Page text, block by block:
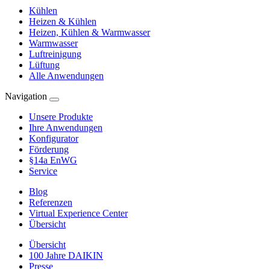
Kühlen
Heizen & Kühlen
Heizen, Kühlen & Warmwasser
Warmwasser
Luftreinigung
Lüftung
Alle Anwendungen
Navigation
Unsere Produkte
Ihre Anwendungen
Konfigurator
Förderung
§14a EnWG
Service
Blog
Referenzen
Virtual Experience Center
Übersicht
Übersicht
100 Jahre DAIKIN
Presse